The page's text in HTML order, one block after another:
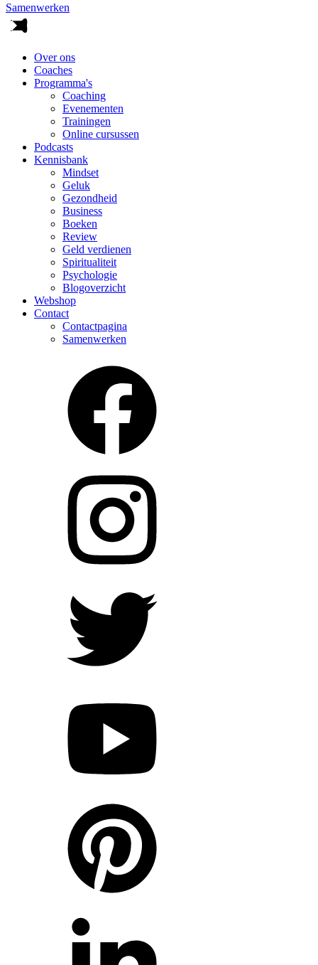
Samenwerken
Over ons
Coaches
Programma's
Coaching
Evenementen
Trainingen
Online cursussen
Podcasts
Kennisbank
Mindset
Geluk
Gezondheid
Business
Boeken
Review
Geld verdienen
Spiritualiteit
Psychologie
Blogoverzicht
Webshop
Contact
Contactpagina
Samenwerken